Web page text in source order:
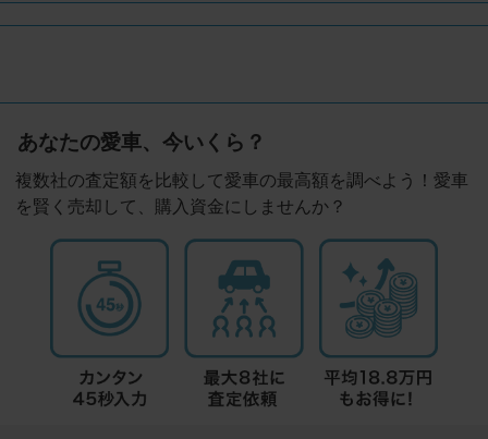
あなたの愛車、今いくら？
複数社の査定額を比較して愛車の最高額を調べよう！愛車
を賢く売却して、購入資金にしませんか？